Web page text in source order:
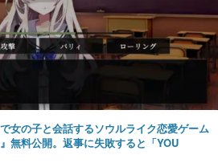
女の子と会話するソウルライク恋愛ゲーム
無料公開。返事に失敗すると「YOU